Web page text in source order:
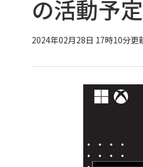
の活動予
2024年02月28日 17時10分更